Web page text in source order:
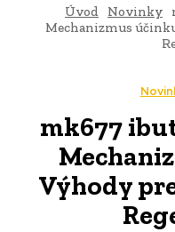
Úvod Novinky
Mechanizmus
mk677
Výhody